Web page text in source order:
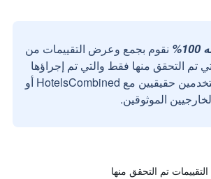
نقوم بجمع وعرض التقييمات من
تم التحقق منها فقط والتي تم إجراؤها
بواسطة مستخدمين حقيقيين مع HotelsCombined أو
الموثوقين.